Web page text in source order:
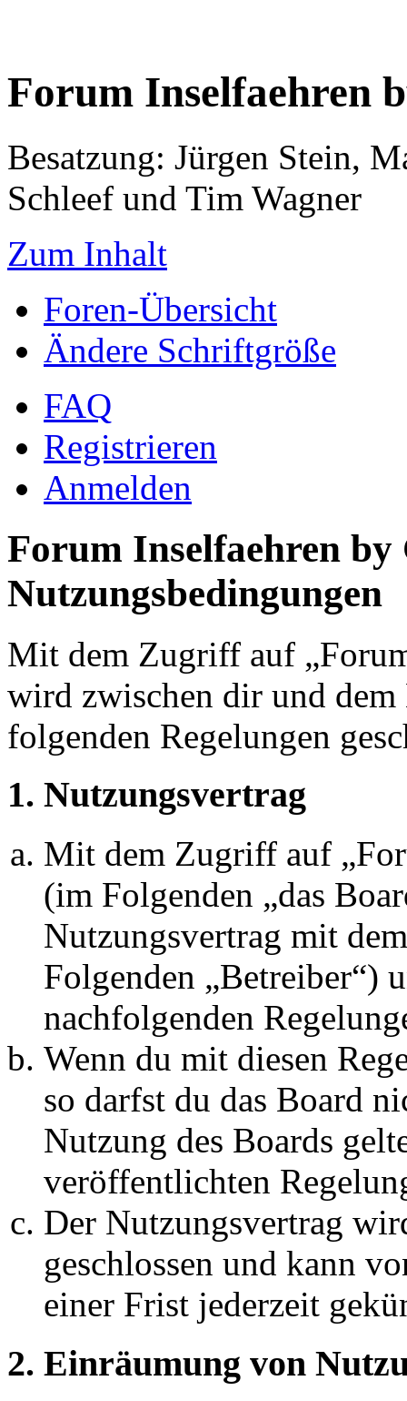
Forum Inselfaehren
Besatzung: Jürgen Stein,
Schleef und Tim Wagner
Zum Inhalt
Foren-Übersicht
Ändere Schriftgröße
FAQ
Registrieren
Anmelden
Forum Inselfaehren by
Nutzungsbedingungen
Mit dem Zugriff auf
wird zwischen dir und
folgenden Regelungen
1. Nutzungsvertrag
Mit dem Zugriff auf
(im Folgenden „das
Nutzungsvertrag mit
Folgenden „Betreiber“)
nachfolgenden
Wenn du mit diesen
so darfst du das Board
Nutzung des Boards
veröffentlichten
Der Nutzungsvertrag
geschlossen und kann
einer Frist jederzeit
2. Einräumung von